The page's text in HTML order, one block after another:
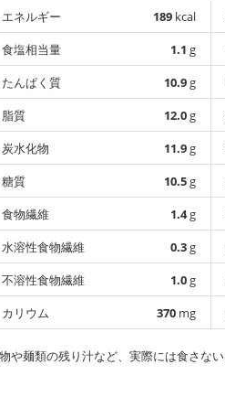
エネルギー 189 kcal
食塩相当量
1.1 g
たんぱく質
10.9g
脂質
12.0g
炭水化物
11.9g
糖質
10.5g
食物繊維
1.4g
水溶性食物繊維
0.3g
不溶性食物繊維
1.0g
カリウム
370 mg
や麺類の残り汁など、実際には食さな